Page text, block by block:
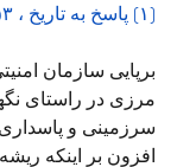
(۱) پاسخ به تاریخ ، ۲۵۳-۲۵۴
برپایی سازمان
مرزی در راستای
سرزمینی و
افزون بر اینکه